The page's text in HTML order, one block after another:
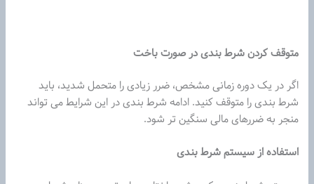
متوقف کردن شرط بندی در صورت باخت
اگر در یک دوره زمانی مشخص، ضرر زیادی را متحمل شدید، باید
شرط بندی را متوقف کنید. ادامه شرط بندی در این شرایط می تواند
منجر به ضررهای مالی سنگین تر شود.
استفاده از سیستم شرط بندی